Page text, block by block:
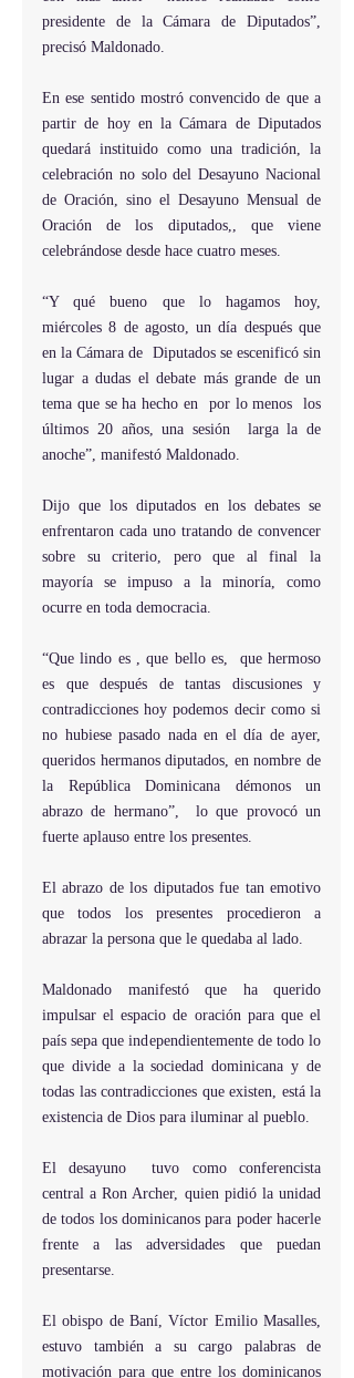
presidente de la Cámara de Diputados”,
precisó Maldonado.
En ese sentido mostró convencido de que a
partir de hoy en la Cámara de Diputados
quedará instituido como una tradición, la
celebración no solo del Desayuno Nacional
de Oración, sino el Desayuno Mensual de
Oración de los diputados,, que viene
celebrándose desde hace cuatro meses.
“Y qué bueno que lo hagamos hoy,
miércoles 8 de agosto, un día después que
en la Cámara de  Diputados se escenificó sin
lugar a dudas el debate más grande de un
tema que se ha hecho en  por lo menos  los
últimos 20 años, una sesión  larga la de
anoche”, manifestó Maldonado.
Dijo que los diputados en los debates se
enfrentaron cada uno tratando de convencer
sobre su criterio, pero que al final la
mayoría se impuso a la minoría, como
ocurre en toda democracia.
“Que lindo es , que bello es,  que hermoso
es que después de tantas discusiones y
contradicciones hoy podemos decir como si
no hubiese pasado nada en el día de ayer,
queridos hermanos diputados, en nombre de
la República Dominicana démonos un
abrazo de hermano”,  lo que provocó un
fuerte aplauso entre los presentes.
El abrazo de los diputados fue tan emotivo
que todos los presentes procedieron a
abrazar la persona que le quedaba al lado.
Maldonado manifestó que ha querido
impulsar el espacio de oración para que el
país sepa que independientemente de todo lo
que divide a la sociedad dominicana y de
todas las contradicciones que existen, está la
existencia de Dios para iluminar al pueblo.
El desayuno  tuvo como conferencista
central a Ron Archer, quien pidió la unidad
de todos los dominicanos para poder hacerle
frente a las adversidades que puedan
presentarse.
El obispo de Baní, Víctor Emilio Masalles,
estuvo también a su cargo palabras de
motivación para que entre los dominicanos